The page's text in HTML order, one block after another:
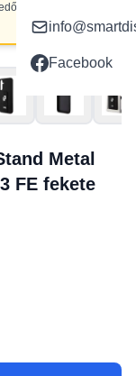
Facebook
Metal
FE fekete